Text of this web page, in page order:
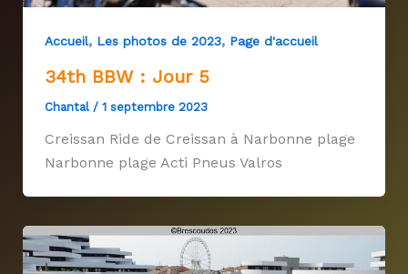
Accueil, Les photos de 2023, Page d'accueil
34th BBW : Jour 5
Chantal / 1 septembre 2023
Creissan Ride de Creissan à Narbonne plage
Narbonne plage Acti Pneus Valros